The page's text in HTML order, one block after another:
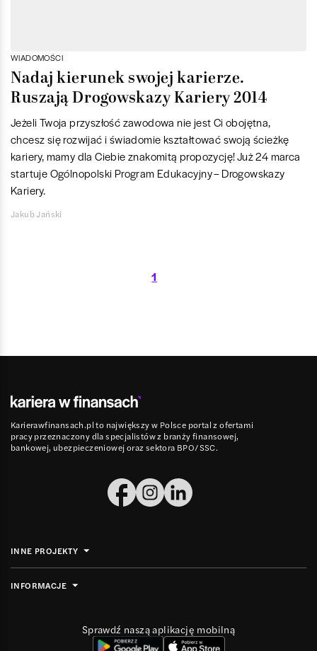
WIADOMOŚCI
Nadaj kierunek swojej karierze.
Ruszają Drogowskazy Kariery 2014
Jeżeli Twoja przyszłość zawodowa nie jest Ci obojętna,
chcesz się rozwijać i świadomie kształtować swoją ścieżkę
kariery, mamy dla Ciebie znakomitą propozycję! Już 24 marca
startuje Ogólnopolski Program Edukacyjny – Drogowskazy
Kariery.
Jakub Jański
1
Karierawfinansach.pl to największy w Polsce portal z ofertami
pracy przeznaczony dla specjalistów z branży finansowej,
bankowej, ubezpieczeniowej oraz sektora BPO/SSC.
INNE PROJEKTY
INFORMACJE
Sprawdź naszą aplikację mobilną